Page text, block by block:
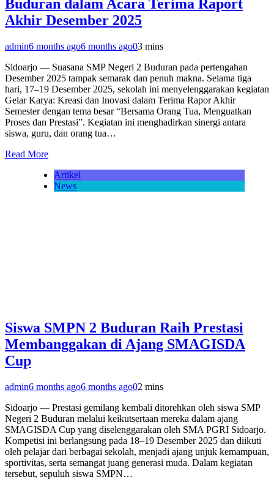
Buduran dalam Acara Terima Raport
Akhir Desember 2025
admin6 months ago6 months ago03 mins
Sidoarjo — Suasana SMP Negeri 2 Buduran pada pertengahan
Desember 2025 tampak semarak dan penuh makna. Selama tiga
hari, 17–19 Desember 2025, sekolah ini menyelenggarakan kegiatan
Gelar Karya: Kreasi dan Inovasi dalam Terima Rapor Akhir
Semester dengan tema besar “Bersama Orang Tua, Menguatkan
Proses dan Prestasi”. Kegiatan ini menghadirkan sinergi antara
siswa, guru, dan orang tua…
Read More
Artikel
News
Siswa SMPN 2 Buduran Raih Prestasi
Membanggakan di Ajang SMAGISDA
Cup
admin6 months ago6 months ago02 mins
Sidoarjo — Prestasi gemilang kembali ditorehkan oleh siswa SMP
Negeri 2 Buduran melalui keikutsertaan mereka dalam ajang
SMAGISDA Cup yang diselenggarakan oleh SMA PGRI Sidoarjo.
Kompetisi ini berlangsung pada 18–19 Desember 2025 dan diikuti
oleh pelajar dari berbagai sekolah, menjadi ajang unjuk kemampuan,
sportivitas, serta semangat juang generasi muda. Dalam kegiatan
tersebut, sepuluh siswa SMPN…